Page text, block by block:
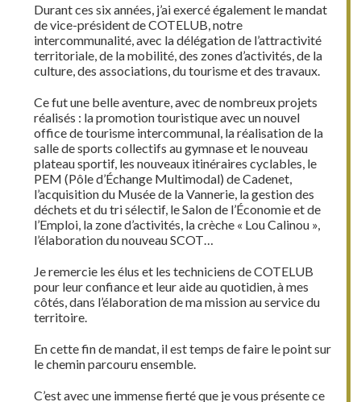
Durant ces six années, j’ai exercé également le mandat
de vice-président de COTELUB, notre
intercommunalité, avec la délégation de l’attractivité
territoriale, de la mobilité, des zones d’activités, de la
culture, des associations, du tourisme et des travaux.
Ce fut une belle aventure, avec de nombreux projets
réalisés : la promotion touristique avec un nouvel
office de tourisme intercommunal, la réalisation de la
salle de sports collectifs au gymnase et le nouveau
plateau sportif, les nouveaux itinéraires cyclables, le
PEM (Pôle d’Échange Multimodal) de Cadenet,
l’acquisition du Musée de la Vannerie, la gestion des
déchets et du tri sélectif, le Salon de l’Économie et de
l’Emploi, la zone d’activités, la crèche « Lou Calinou »,
l’élaboration du nouveau SCOT…
Je remercie les élus et les techniciens de COTELUB
pour leur confiance et leur aide au quotidien, à mes
côtés, dans l’élaboration de ma mission au service du
territoire.
En cette fin de mandat, il est temps de faire le point sur
le chemin parcouru ensemble.
C’est avec une immense fierté que je vous présente ce